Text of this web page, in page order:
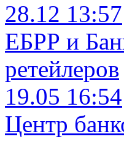
28.12 13:57
ЕБРР и
ретейлеров
19.05 16:54
Центр